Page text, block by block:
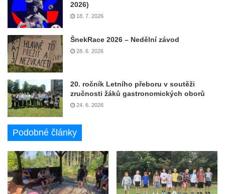
2026)
18. 7. 2026
ŠnekRace 2026 – Nedělní závod
28. 6. 2026
20. ročník Letního přeboru v soutěži
zručnosti žáků gastronomických oborů
24. 6. 2026
Podobné články